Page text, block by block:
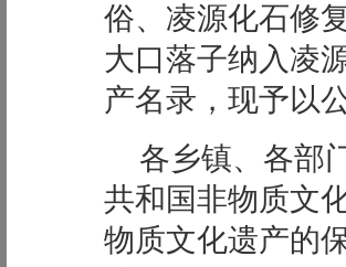
俗、凌源化石修
大口落子纳入凌
产名录，现予以
各乡镇、各部
共和国非物质文
物质文化遗产的